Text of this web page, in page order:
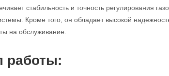
стабильность и точность регулирования
Кроме того, он обладает высокой
на обслуживание.
работы: